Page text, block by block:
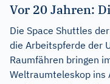
Vor 20 Jahren:
Die Space Shuttles
die Arbeitspferde der
Raumfähren bringen
Weltraumteleskop ins